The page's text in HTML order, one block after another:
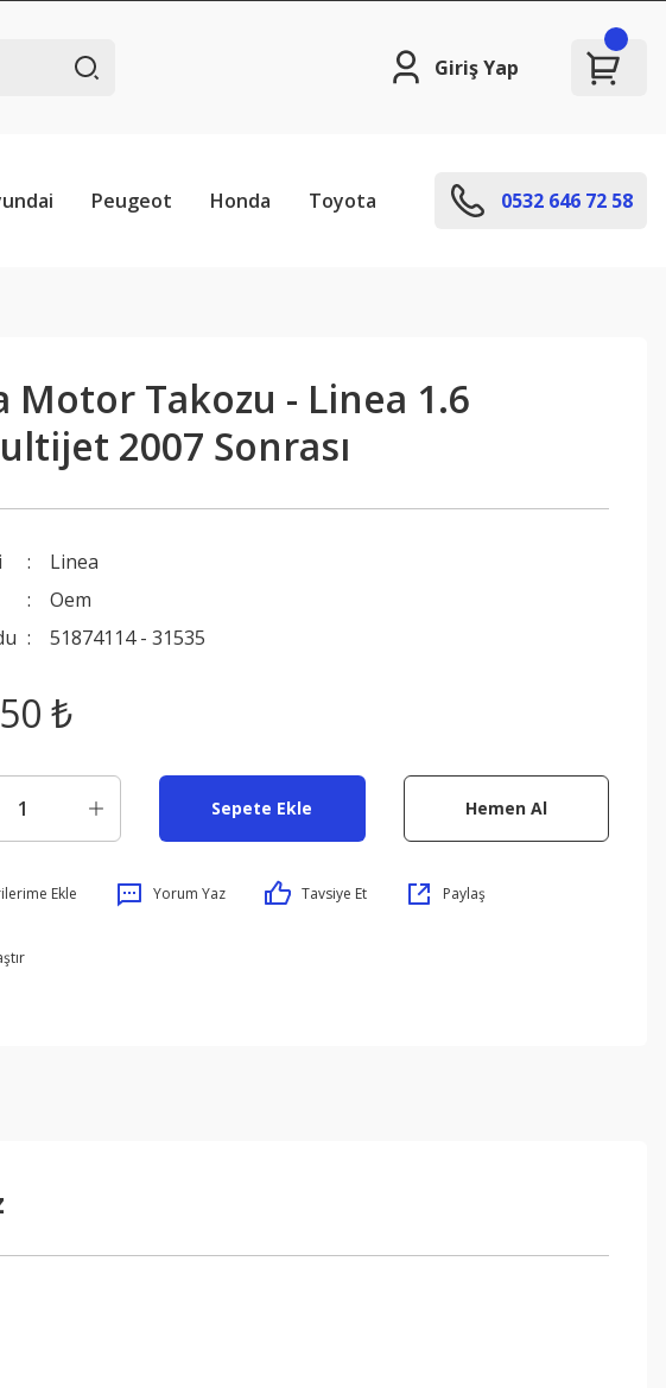
Giriş Yap
Peugeot Honda Toyota 0532 646 72 58
Motor Takozu - Linea 1.6
2007 Sonrası
Linea
Oem
51874114 - 31535
₺
Sepete Ekle Hemen Al
Yorum Yaz Tavsiye Et Paylaş